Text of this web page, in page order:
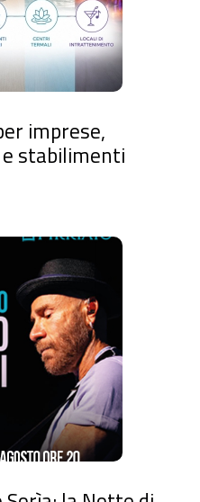
imprese,
stabilimenti